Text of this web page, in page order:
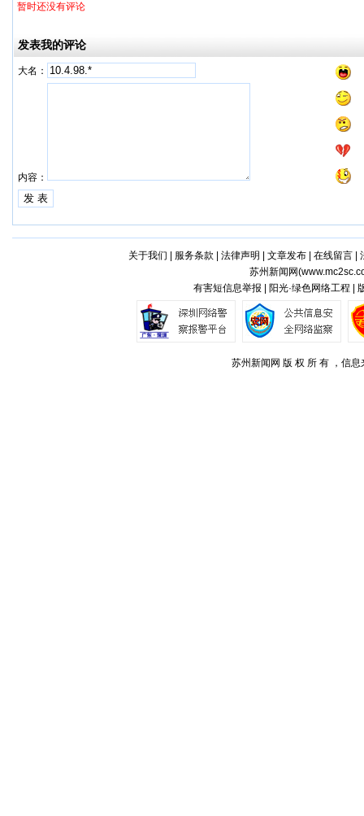
暂时还没有评论
发表我的评论
大名：
内容：
关于我们 服务条款 法律声明 文章发布| 在线留言|
苏州新闻网(
有害短信息举报 | 阳光·绿色网络工程 |
苏州新闻网 版 权 所 有 ，信